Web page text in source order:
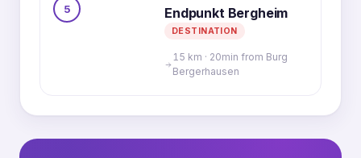
5 Endpunkt Bergheim
DESTINATION
15 km · 20min from Burg
Bergerhausen